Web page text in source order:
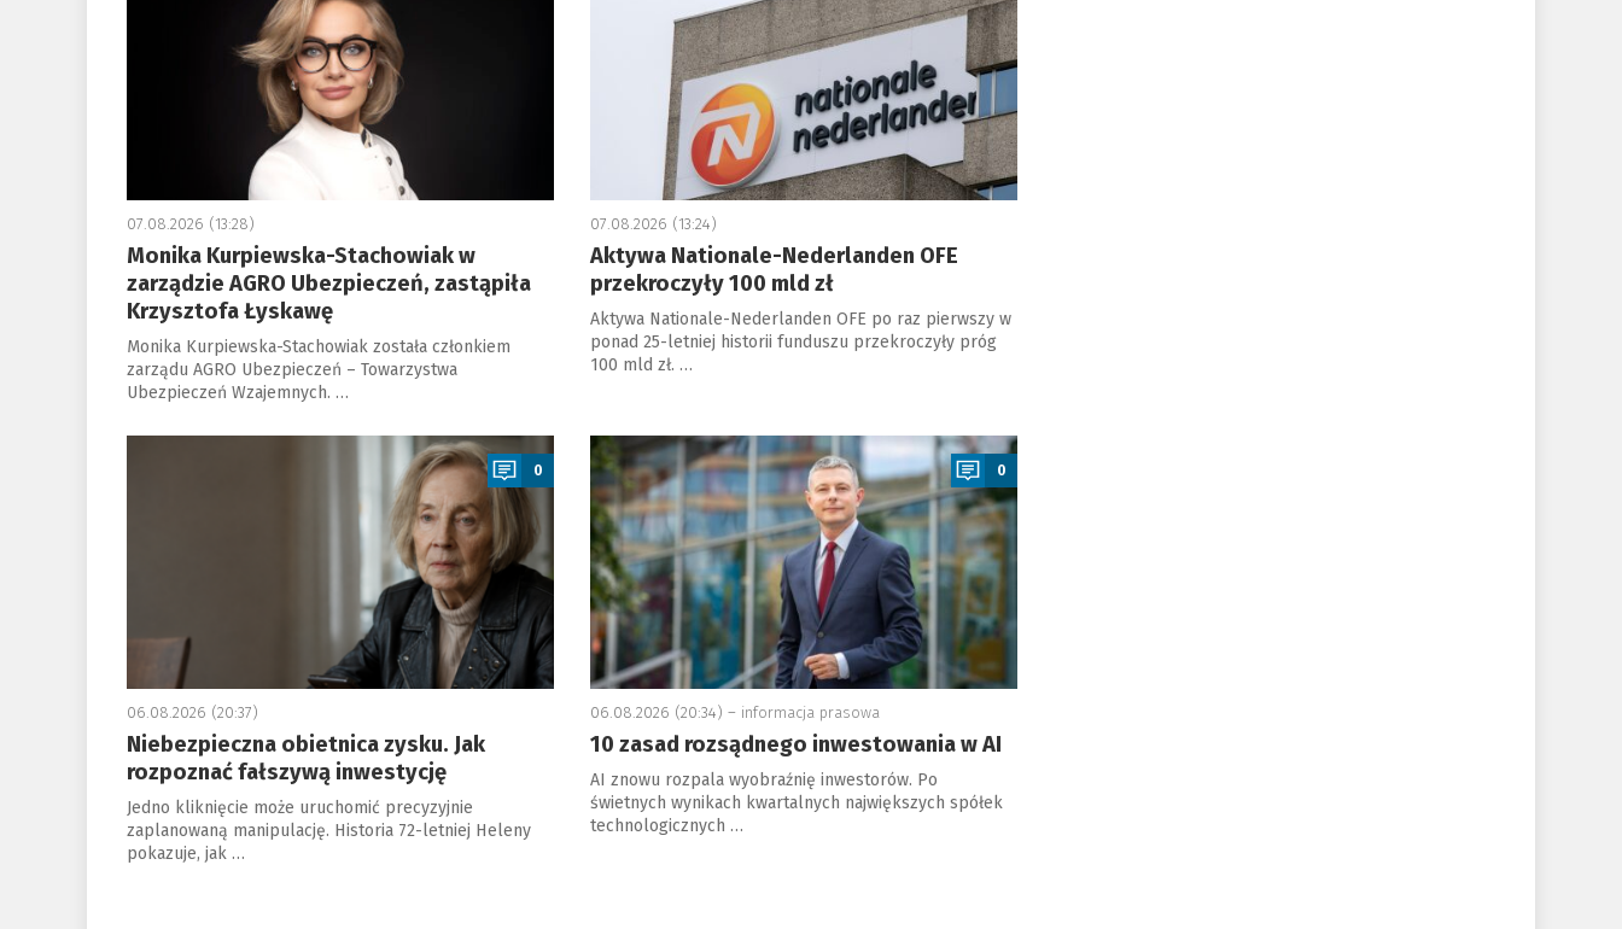
07.08.2026 (13:28)
Monika Kurpiewska-Stachowiak w
zarządzie AGRO Ubezpieczeń, zastąpiła
Krzysztofa Łyskawę
Monika Kurpiewska-Stachowiak została członkiem
zarządu AGRO Ubezpieczeń – Towarzystwa
Ubezpieczeń Wzajemnych. …
07.08.2026 (13:24)
Aktywa Nationale-Nederlanden OFE
przekroczyły 100 mld zł
Aktywa Nationale-Nederlanden OFE po raz pierwszy w
ponad 25-letniej historii funduszu przekroczyły próg
100 mld zł. …
a
0
06.08.2026 (20:37)
Niebezpieczna obietnica zysku. Jak
rozpoznać fałszywą inwestycję
Jedno kliknięcie może uruchomić precyzyjnie
zaplanowaną manipulację. Historia 72-letniej Heleny
pokazuje, jak …
a
0
06.08.2026 (20:34) – informacja prasowa
10 zasad rozsądnego inwestowania w AI
AI znowu rozpala wyobraźnię inwestorów. Po
świetnych wynikach kwartalnych największych spółek
technologicznych …